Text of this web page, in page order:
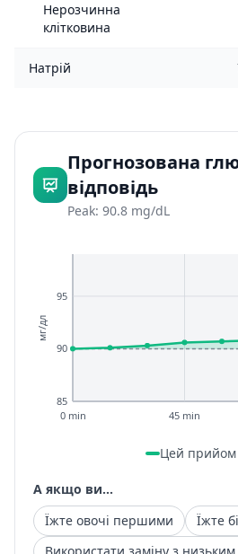
Нерозчинна
клітковина
Натрій
Прогнозована
відповідь
Peak: 90.8 mg/dL
85
90
95
0 min 45 min
мг/дл
Цей прийом
А якщо ви...
Їжте овочі першими
Їжте